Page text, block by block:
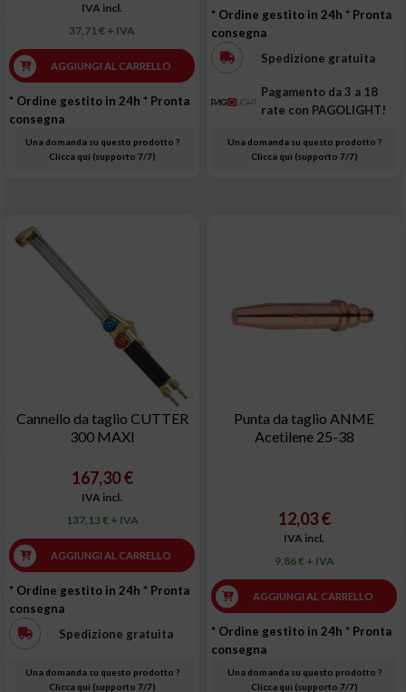
IVA incl.
37,71 € + IVA
AGGIUNGI AL CARRELLO
* Ordine gestito in 24h * Pronta
consegna
Una domanda su questo prodotto ?
Clicca qui (supporto 7/7)
* Ordine gestito in 24h * Pronta
consegna
Spedizione gratuita
Pagamento da 3 a 18
rate con PAGOLIGHT!
Una domanda su questo prodotto ?
Clicca qui (supporto 7/7)
Cannello da taglio CUTTER
300 MAXI
167,30 €
IVA incl.
137,13 € + IVA
AGGIUNGI AL CARRELLO
* Ordine gestito in 24h * Pronta
consegna
Spedizione gratuita
Una domanda su questo prodotto ?
Clicca qui (supporto 7/7)
Punta da taglio ANME
Acetilene 25-38
12,03 €
IVA incl.
9,86 € + IVA
AGGIUNGI AL CARRELLO
* Ordine gestito in 24h * Pronta
consegna
Una domanda su questo prodotto ?
Clicca qui (supporto 7/7)